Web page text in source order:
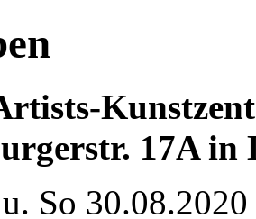
17A
So 30.08.2020